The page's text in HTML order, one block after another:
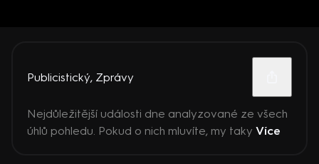
Publicistický, Zprávy
Nejdůležitější události dne analyzované ze všech
úhlů pohledu. Pokud o nich mluvíte, my taky Více